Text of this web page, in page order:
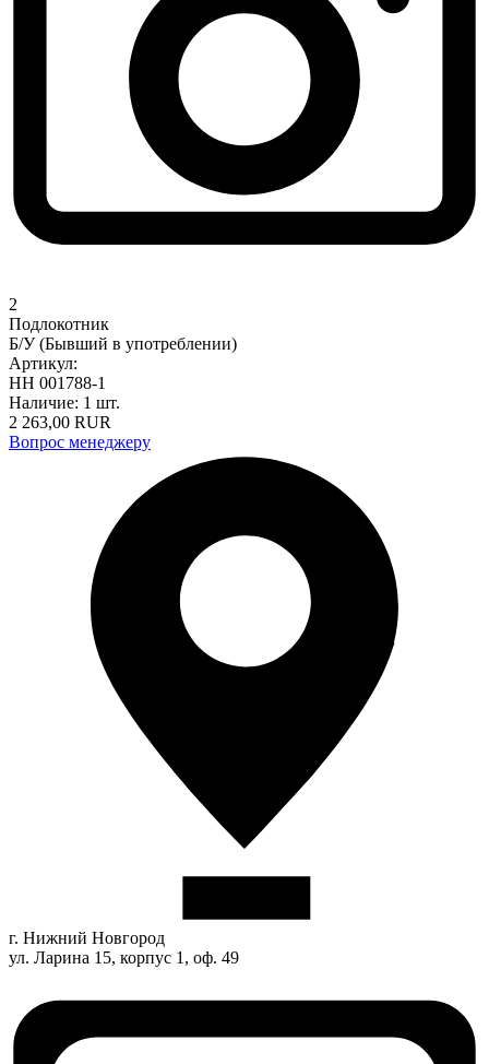
2
Подлокотник
Б/У (Бывший в употреблении)
Артикул:
НН 001788-1
Наличие: 1 шт.
2 263,00 RUR
Вопрос менеджеру
г. Нижний Новгород
ул. Ларина 15, корпус 1, оф. 49